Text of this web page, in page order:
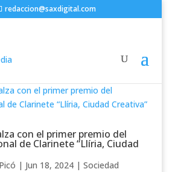
redaccion@saxdigital.com
con el primer premio del
de Clarinete “Llíria, Ciudad
| Jun 18, 2024| Sociedad